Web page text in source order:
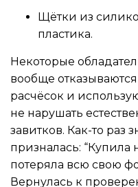
Щётки из
пластика.
Некоторые
вообще
расчёсок и
не нарушать
завитков. Как-то раз
призналась:
потеряла всю свою
Вернулась к